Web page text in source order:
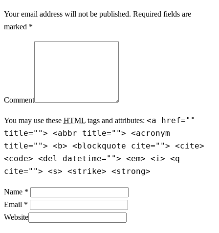
Your email address will not be published. Required fields are
marked *
Comment
You may use these HTML tags and attributes: <a href=""
title=""> <abbr title=""> <acronym
title=""> <b> <blockquote cite=""> <cite>
<code> <del datetime=""> <em> <i> <q
cite=""> <s> <strike> <strong>
Name *
Email *
Website